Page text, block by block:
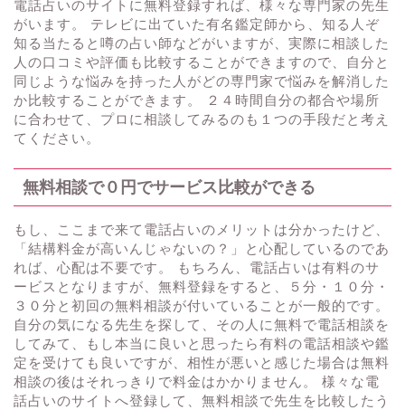
電話占いのサイトに無料登録すれば、様々な専門家の先生
がいます。 テレビに出ていた有名鑑定師から、知る人ぞ
知る当たると噂の占い師などがいますが、実際に相談した
人の口コミや評価も比較することができますので、自分と
同じような悩みを持った人がどの専門家で悩みを解消した
か比較することができます。 ２４時間自分の都合や場所
に合わせて、プロに相談してみるのも１つの手段だと考え
てください。
無料相談で０円でサービス比較ができる
もし、ここまで来て電話占いのメリットは分かったけど、
「結構料金が高いんじゃないの？」と心配しているのであ
れば、心配は不要です。 もちろん、電話占いは有料のサ
ービスとなりますが、無料登録をすると、５分・１０分・
３０分と初回の無料相談が付いていることが一般的です。
自分の気になる先生を探して、その人に無料で電話相談を
してみて、もし本当に良いと思ったら有料の電話相談や鑑
定を受けても良いですが、相性が悪いと感じた場合は無料
相談の後はそれっきりで料金はかかりません。 様々な電
話占いのサイトへ登録して、無料相談で先生を比較したう